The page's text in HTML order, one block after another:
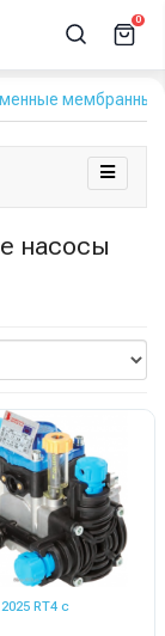
0
мембранные
насосы
RT4 с